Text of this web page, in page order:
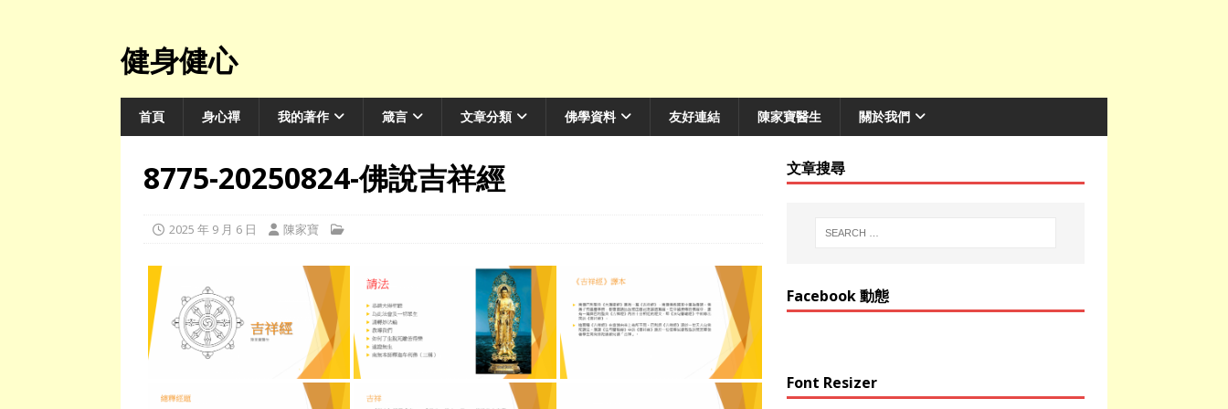
健身健心
首頁 身心禪 我的著作 箴言 文章分類 佛學資料 友好連結 陳家寶醫生 關於我們
8775-20250824-佛說吉祥經
2025 年 9 月 6 日 陳家寶
文章搜尋
Facebook 動態
Font Resizer